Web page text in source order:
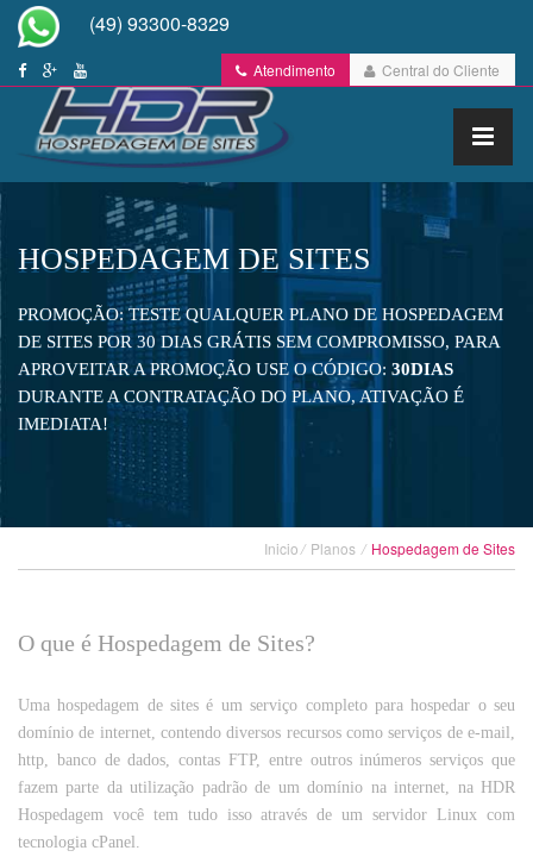
(49) 93300-8329
Central do Cliente
Atendimento
HOSPEDAGEM DE SITES
PROMOÇÃO: TESTE QUALQUER PLANO DE HOSPEDAGEM
DE SITES POR 30 DIAS GRÁTIS SEM COMPROMISSO, PARA
APROVEITAR A PROMOÇÃO USE O CÓDIGO: 30DIAS
DURANTE A CONTRATAÇÃO DO PLANO, ATIVAÇÃO É
IMEDIATA!
Inicio/ Planos / Hospedagem de Sites
O que é Hospedagem de Sites?
Uma hospedagem de sites é um serviço completo para hospedar o seu
domínio de internet, contendo diversos recursos como serviços de e-mail,
http, banco de dados, contas FTP, entre outros inúmeros serviços que
fazem parte da utilização padrão de um domínio na internet, na HDR
Hospedagem você tem tudo isso através de um servidor Linux com
tecnologia cPanel.